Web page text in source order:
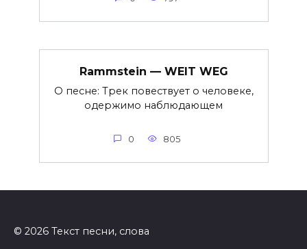
Rammstein — WEIT WEG
О песне: Трек повествует о человеке,
одержимо наблюдающем
0 805
© 2026 Текст песни, слова